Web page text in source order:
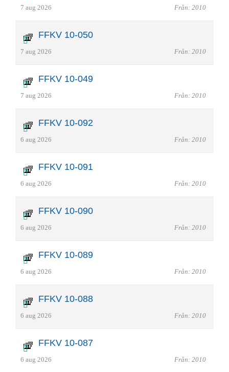
7 aug 2026 Från: 2010
FFKV 10-050
7 aug 2026 Från: 2010
FFKV 10-049
7 aug 2026 Från: 2010
FFKV 10-092
6 aug 2026 Från: 2010
FFKV 10-091
6 aug 2026 Från: 2010
FFKV 10-090
6 aug 2026 Från: 2010
FFKV 10-089
6 aug 2026 Från: 2010
FFKV 10-088
6 aug 2026 Från: 2010
FFKV 10-087
6 aug 2026 Från: 2010